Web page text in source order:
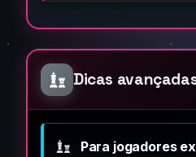
Dicas
Para jogadores